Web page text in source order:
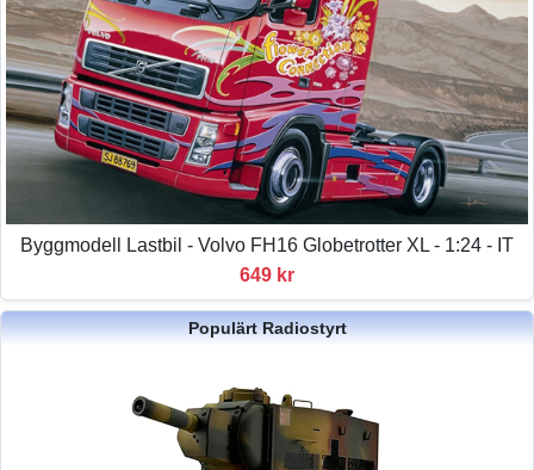
Byggmodell Lastbil - Volvo FH16 Globetrotter XL - 1:24 - IT
649 kr
Populärt Radiostyrt